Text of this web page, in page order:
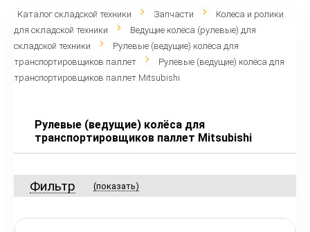
Каталог складской техники Запчасти
Колеса и ролики
для складской техники
Ведущие колёса (рулевые) для
складской техники
Рулевые (ведущие) колёса для
транспортировщиков паллет
Рулевые (ведущие) колёса для
транспортировщиков паллет Mitsubishi
Рулевые (ведущие) колёса для
транспортировщиков паллет Mitsubishi
Фильтр (показать)